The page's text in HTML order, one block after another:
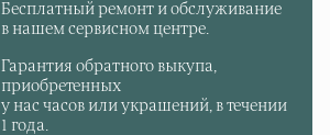
Бесплатный ремонт и обслуживание
в нашем сервисном центре.
Гарантия обратного выкупа,
приобретенных
у нас часов или украшений, в течении
1 года.